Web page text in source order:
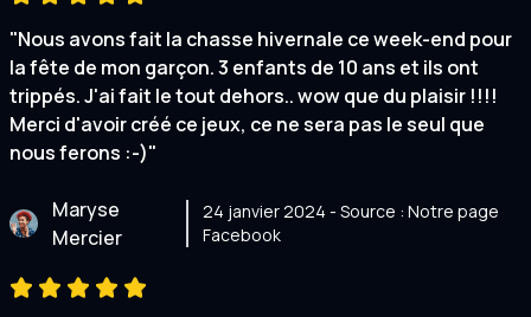
"Nous avons fait la chasse hivernale ce week-end pour
la fête de mon garçon. 3 enfants de 10 ans et ils ont
trippés. J'ai fait le tout dehors.. wow que du plaisir !!!!
Merci d'avoir créé ce jeux, ce ne sera pas le seul que
nous ferons :-)"
Maryse
Mercier
24 janvier 2024 - Source : Notre page
Facebook